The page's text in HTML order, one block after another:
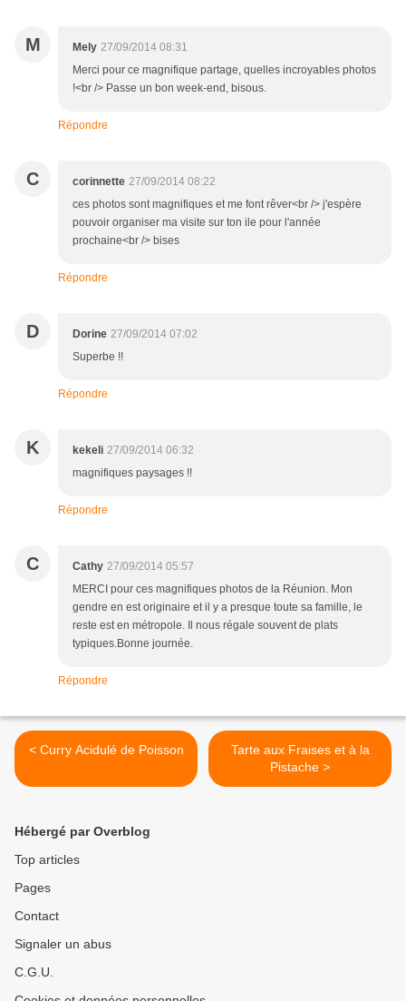
M Mely 27/09/2014 08:31
Merci pour ce magnifique partage, quelles incroyables photos
!<br /> Passe un bon week-end, bisous.
Répondre
C corinnette 27/09/2014 08:22
ces photos sont magnifiques et me font rêver<br /> j'espère
pouvoir organiser ma visite sur ton ile pour l'année
prochaine<br /> bises
Répondre
D Dorine 27/09/2014 07:02
Superbe !!
Répondre
K kekeli 27/09/2014 06:32
magnifiques paysages !!
Répondre
C Cathy 27/09/2014 05:57
MERCI pour ces magnifiques photos de la Réunion. Mon
gendre en est originaire et il y a presque toute sa famille, le
reste est en métropole. Il nous régale souvent de plats
typiques.Bonne journée.
Répondre
< Curry Acidulé de Poisson
Tarte aux Fraises et à la
Pistache >
Hébergé par Overblog
Top articles
Pages
Contact
Signaler un abus
C.G.U.